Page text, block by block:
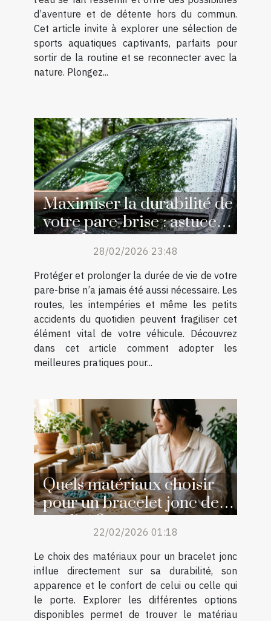
d’aventure et de détente hors du commun.
Cet article invite à explorer une sélection de
sports aquatiques captivants, parfaits pour
sortir de la routine et se reconnecter avec la
nature. Plongez...
Maximiser la durabilité de
votre pare-brise : astuces
et techniques
28/02/2026 23:48
Protéger et prolonger la durée de vie de votre
pare-brise n’a jamais été aussi nécessaire. Les
routes, les intempéries et même les petits
accidents du quotidien peuvent fragiliser cet
élément vital de votre véhicule. Découvrez
dans cet article comment adopter les
meilleures pratiques pour...
Quels matériaux choisir
pour un bracelet jonc de
qualité ?
22/02/2026 01:18
Le choix des matériaux pour un bracelet jonc
influe directement sur sa durabilité, son
apparence et le confort de celui ou celle qui
le porte. Explorer les différentes options
disponibles permet de trouver le matériau